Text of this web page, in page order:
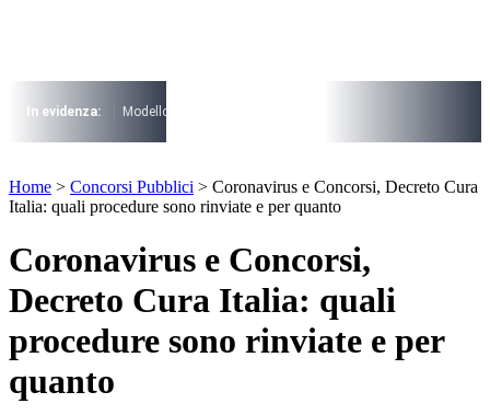
I più cercati
Lorem ipsum dolor sit amet consectetur
Lorem ipsum dolor sit amet consectetur
In evidenza: Modello 730
Lorem ipsum dolor sit amet consectetur
Home > Concorsi Pubblici > Coronavirus e Concorsi, Decreto Cura
Italia: quali procedure sono rinviate e per quanto
Coronavirus e Concorsi,
Decreto Cura Italia: quali
procedure sono rinviate e per
quanto